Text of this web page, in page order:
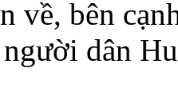
về, bên
dân